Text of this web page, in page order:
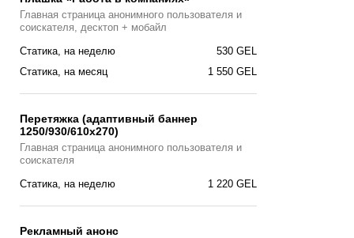
Главная страницa анонимного пользователя и
соискателя, десктоп + мобайл
530 GEL
Статика, на неделю
1 550 GEL
Статика, на месяц
Перетяжка (адаптивный баннер
1250/930/610х270)
Главная страницa анонимного пользователя и
соискателя
1 220 GEL
Статика, на неделю
Рекламный анонс